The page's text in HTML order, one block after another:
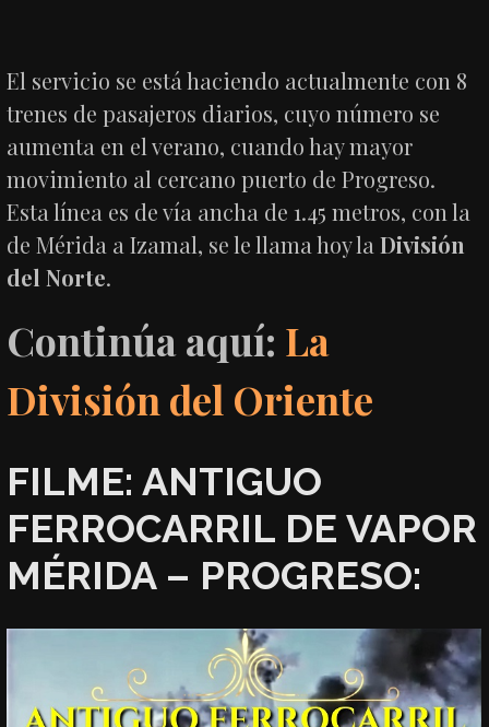
El servicio se está haciendo actualmente con 8
trenes de pasajeros diarios, cuyo número se
aumenta en el verano, cuando hay mayor
movimiento al cercano puerto de Progreso.
Esta línea es de vía ancha de 1.45 metros, con la
de Mérida a Izamal, se le llama hoy laDivisión
del Norte.
Continúa aquí: La
División del Oriente
FILME: ANTIGUO
FERROCARRIL DE VAPOR
MÉRIDA – PROGRESO: